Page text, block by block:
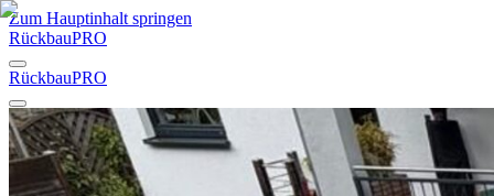
Zum Hauptinhalt springen
RückbauPRO
RückbauPRO